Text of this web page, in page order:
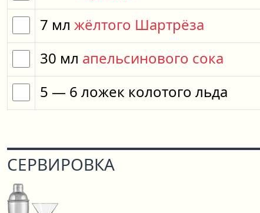
7 мл жёлтого Шартрёза
30 мл апельсинового сока
5 — 6 ложек колотого льда
СЕРВИРОВКА